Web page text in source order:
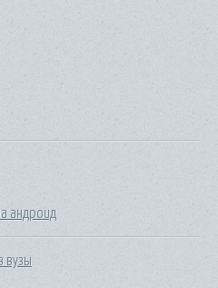
андроид
вузы